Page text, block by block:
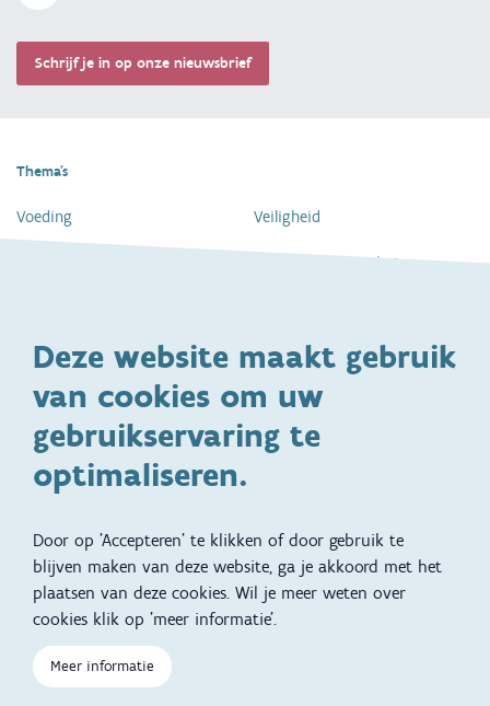
Deze website maakt gebruik
van cookies om uw
gebruikservaring te
optimaliseren.
Door op 'Accepteren' te klikken of door gebruik te
blijven maken van deze website, ga je akkoord met het
plaatsen van deze cookies. Wil je meer weten over
cookies klik op 'meer informatie'.
Meer informatie
Schrijf je in op onze nieuwsbrief
Thema's
Voeding
Ontwikkeling en gedrag
Specifieke
ondersteuningsbehoefte
Zwangerschap en geboorte
Slapen
Veiligheid
Dagelijkse verzorging
Gezinsleven
Adoptie
Kinderwens
Voet
Kind en Gezin diensten
Aanbod tijdens de
zwangerschap
Vertalingen